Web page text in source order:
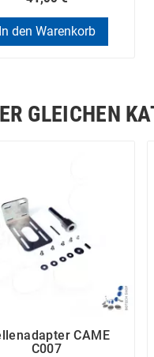
In den Warenkorb
GLEICHEN
CAME
C007